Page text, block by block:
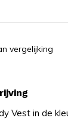
vergelijking
Vest in de